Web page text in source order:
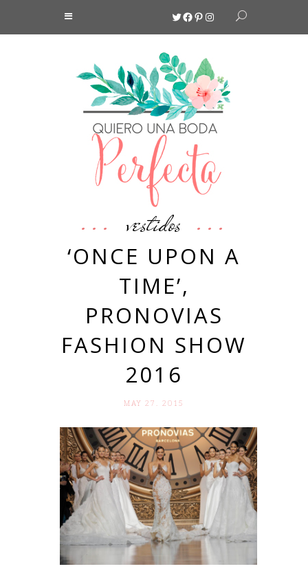
Twitter
Facebook
Pinterest
Instagram
vestidos
‘ONCE UPON A
TIME’,
PRONOVIAS
FASHION SHOW
2016
MAY 27. 2015